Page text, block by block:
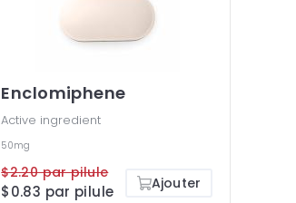
Enclomiphene
Active ingredient
50mg
$2.20 par pilule
$0.83 par pilule Ajouter